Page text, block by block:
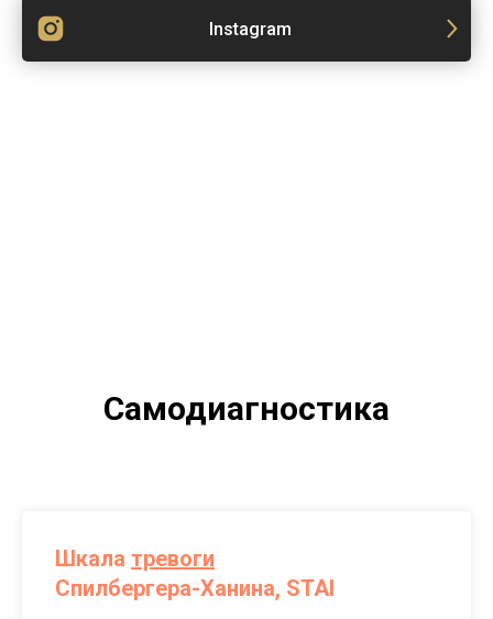
Instagram
Самодиагностика
Шкала тревоги
Спилбергера-Ханина, STAI